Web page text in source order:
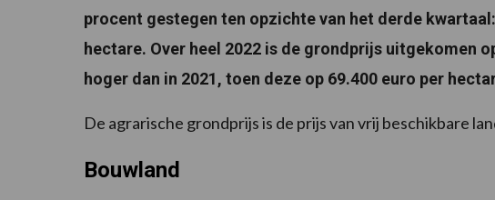
procent gestegen ten opzichte van het derde
hectare. Over heel 2022 is de grondprijs uitgekomen
hoger dan in 2021, toen deze op 69.400 euro per
De agrarische grondprijs is de prijs van vrij beschikbare
Bouwland